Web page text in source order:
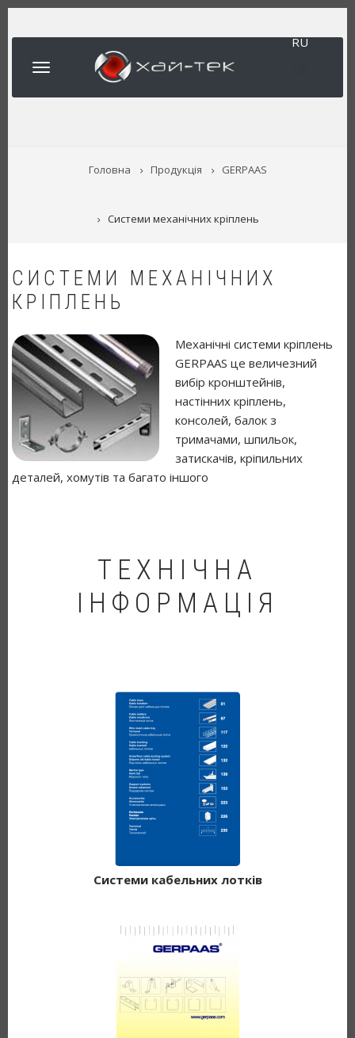
Перейти
вмісту
RU
РЯДОКГоловна Продукція GERPAAS
Системи механічних кріплень
СИСТЕМИ МЕХАНІЧНИХ
КРІПЛЕНЬ
Механічні системи кріплень
GERPAAS це величезний
вибір кронштейнів,
настінних кріплень,
консолей, балок з
тримачами, шпильок,
затискачів, кріпильних
деталей, хомутів та багато іншого
ТЕХНІЧНА
ІНФОРМАЦІЯ
Системи кабельних лотків